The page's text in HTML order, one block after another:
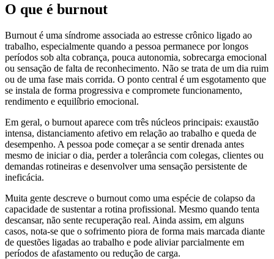
O que é burnout
Burnout é uma síndrome associada ao estresse crônico ligado ao
trabalho, especialmente quando a pessoa permanece por longos
períodos sob alta cobrança, pouca autonomia, sobrecarga emocional
ou sensação de falta de reconhecimento. Não se trata de um dia ruim
ou de uma fase mais corrida. O ponto central é um esgotamento que
se instala de forma progressiva e compromete funcionamento,
rendimento e equilíbrio emocional.
Em geral, o burnout aparece com três núcleos principais: exaustão
intensa, distanciamento afetivo em relação ao trabalho e queda de
desempenho. A pessoa pode começar a se sentir drenada antes
mesmo de iniciar o dia, perder a tolerância com colegas, clientes ou
demandas rotineiras e desenvolver uma sensação persistente de
ineficácia.
Muita gente descreve o burnout como uma espécie de colapso da
capacidade de sustentar a rotina profissional. Mesmo quando tenta
descansar, não sente recuperação real. Ainda assim, em alguns
casos, nota-se que o sofrimento piora de forma mais marcada diante
de questões ligadas ao trabalho e pode aliviar parcialmente em
períodos de afastamento ou redução de carga.